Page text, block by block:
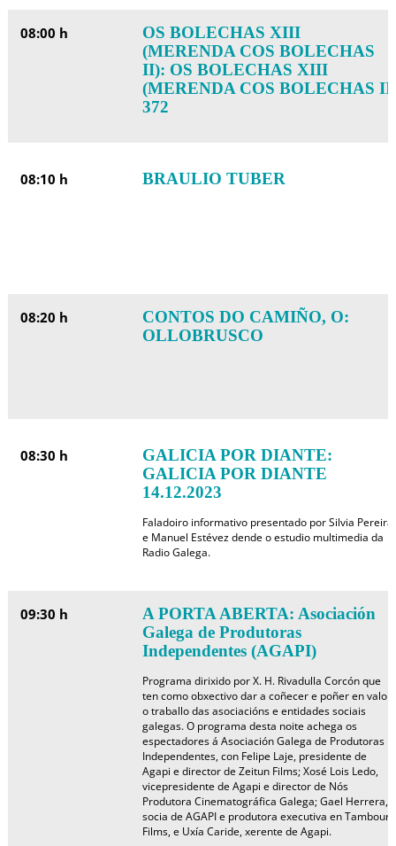
08:00 h
OS BOLECHAS XIII
(MERENDA COS BOLECHAS
II): OS BOLECHAS XIII
(MERENDA COS BOLECHAS II)
372
08:10 h BRAULIO TUBER
08:20 h
CONTOS DO CAMIÑO, O:
OLLOBRUSCO
08:30 h
GALICIA POR DIANTE:
GALICIA POR DIANTE
14.12.2023
Faladoiro informativo presentado por Silvia Pereira
e Manuel Estévez dende o estudio multimedia da
Radio Galega.
09:30 h
A PORTA ABERTA: Asociación
Galega de Produtoras
Independentes (AGAPI)
Programa dirixido por X. H. Rivadulla Corcón que
ten como obxectivo dar a coñecer e poñer en valor
o traballo das asociacións e entidades sociais
galegas. O programa desta noite achega os
espectadores á Asociación Galega de Produtoras
Independentes, con Felipe Laje, presidente de
Agapi e director de Zeitun Films; Xosé Lois Ledo,
vicepresidente de Agapi e director de Nós
Produtora Cinematográfica Galega; Gael Herrera,
socia de AGAPI e produtora executiva en Tamboura
Films, e Uxía Caride, xerente de Agapi.